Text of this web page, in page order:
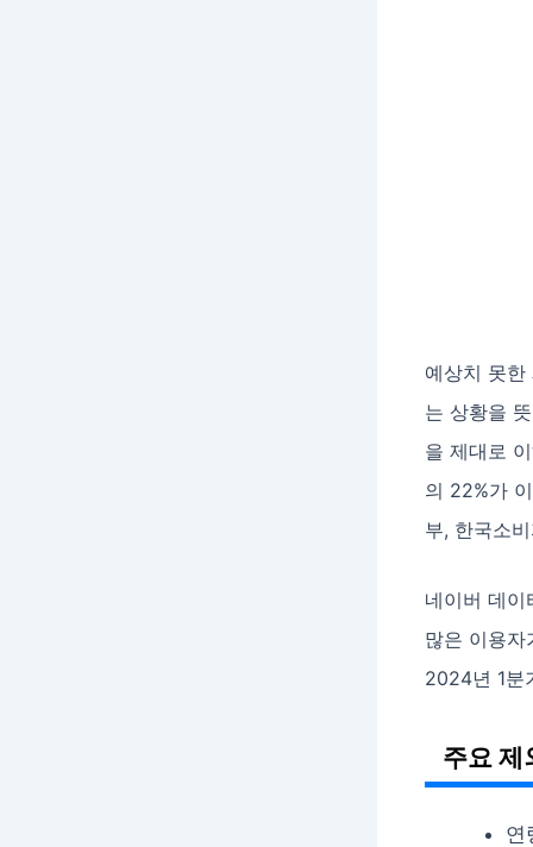
예상치 못
는 상황을
을 제대로
의 22%가
부, 한국소
네이버 데이
많은 이용
2024년 1분
주요 제
연